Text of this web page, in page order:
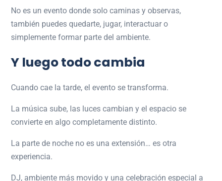
No es un evento donde solo caminas y observas,
también puedes quedarte, jugar, interactuar o
simplemente formar parte del ambiente.
Y luego todo cambia
Cuando cae la tarde, el evento se transforma.
La música sube, las luces cambian y el espacio se
convierte en algo completamente distinto.
La parte de noche no es una extensión… es otra
experiencia.
DJ, ambiente más movido y una celebración especial a